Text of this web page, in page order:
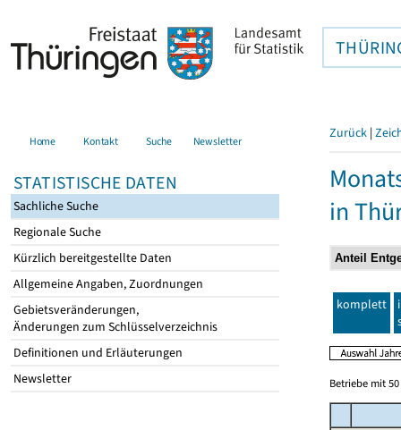
Home Kontakt Suche Newsletter
STATISTISCHE DATEN
Sachliche Suche
Regionale Suche
Kürzlich bereitgestellte Daten
Allgemeine Angaben, Zuordnungen
Gebietsveränderungen,
Änderungen zum Schlüsselverzeichnis
Definitionen und Erläuterungen
Newsletter
Zurück |
in
komplett
Betriebe mit